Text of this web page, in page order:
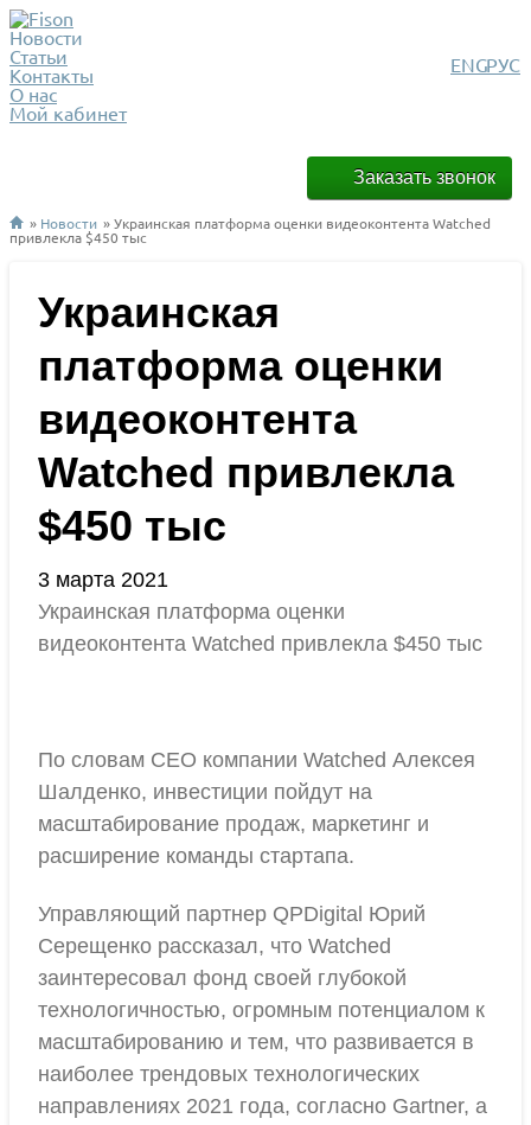
РУС
ENG
Новости
Статьи
Контакты
О нас
Мой кабинет
Заказать звонок
» Новости » Украинская платформа оценки видеоконтента Watched
привлекла $450 тыс
Украинская
платформа оценки
видеоконтента
Watched привлекла
$450 тыс
3 марта 2021
Украинская платформа оценки
видеоконтента Watched привлекла $450 тыс
По словам CEO компании Watched Алексея
Шалденко, инвестиции пойдут на
масштабирование продаж, маркетинг и
расширение команды стартапа.
Управляющий партнер QPDigital Юрий
Серещенко рассказал, что Watched
заинтересовал фонд своей глубокой
технологичностью, огромным потенциалом к
масштабированию и тем, что развивается в
наиболее трендовых технологических
направлениях 2021 года, согласно Gartner, а